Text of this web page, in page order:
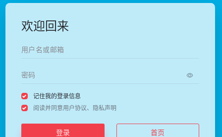
欢迎回来
记住我的登录信息
阅读并同意用户协议、 隐私声明
登录 首页